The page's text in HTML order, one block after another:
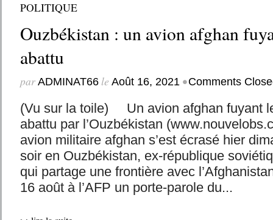
POLITIQUE
Ouzbékistan : un avion afghan
abattu
par ADMINAT66le Août 16, 2021 •Comments
(Vu sur la toile) Un avion afghan fuyant
abattu par l’Ouzbékistan
avion militaire afghan s’est écrasé hier
soir en Ouzbékistan, ex-république
qui partage une frontière avec
16 août à l’AFP un porte-parole du...